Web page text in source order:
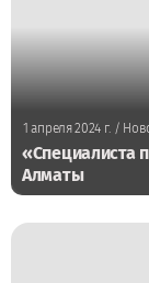
1 апреля 2024 г. /
«Специалиста
Алматы